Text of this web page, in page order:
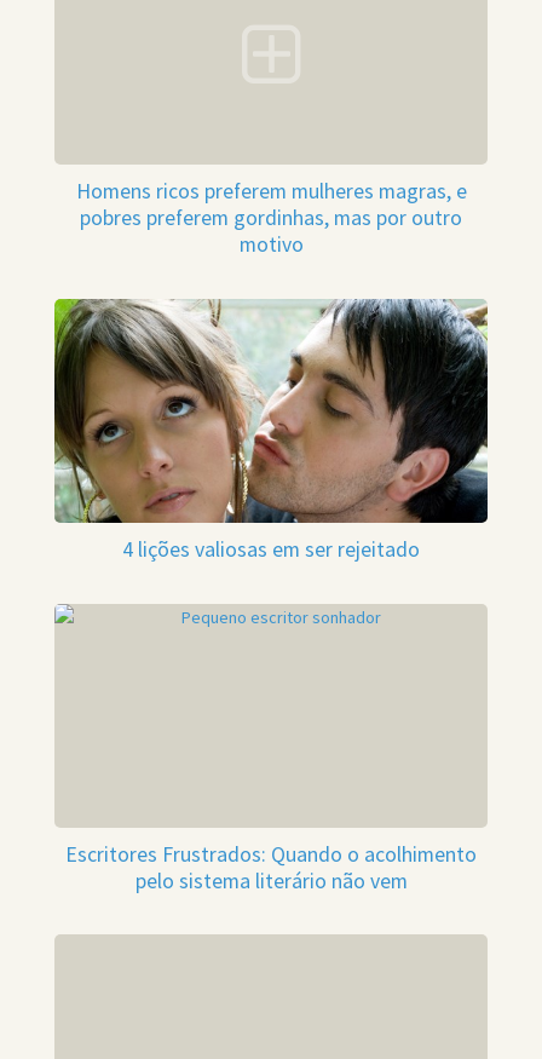
Homens ricos preferem mulheres magras, e
pobres preferem gordinhas, mas por outro
motivo
4 lições valiosas em ser rejeitado
Escritores Frustrados: Quando o acolhimento
pelo sistema literário não vem